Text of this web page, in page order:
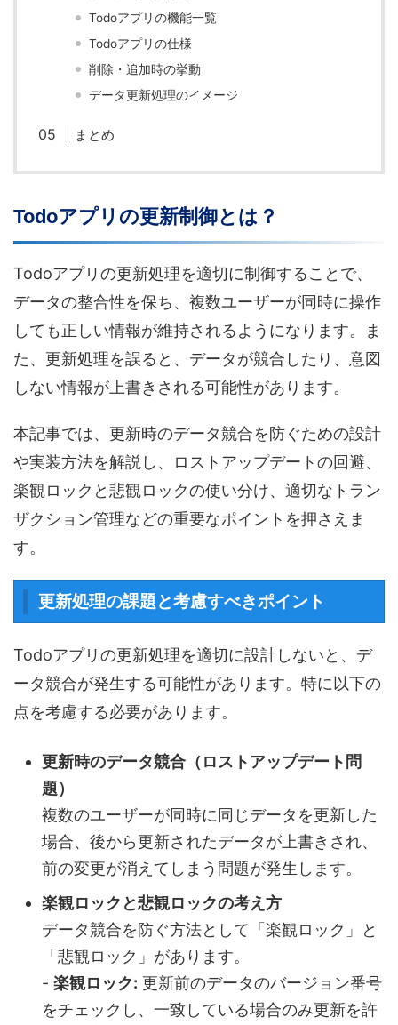
Todoアプリの機能一覧
Todoアプリの仕様
削除・追加時の挙動
データ更新処理のイメージ
まとめ
Todoアプリの更新制御とは？
Todoアプリの更新処理を適切に制御することで、
データの整合性を保ち、複数ユーザーが同時に操作
しても正しい情報が維持されるようになります。ま
た、更新処理を誤ると、データが競合したり、意図
しない情報が上書きされる可能性があります。
本記事では、更新時のデータ競合を防ぐための設計
や実装方法を解説し、ロストアップデートの回避、
楽観ロックと悲観ロックの使い分け、適切なトラン
ザクション管理などの重要なポイントを押さえま
す。
更新処理の課題と考慮すべきポイント
Todoアプリの更新処理を適切に設計しないと、デ
ータ競合が発生する可能性があります。特に以下の
点を考慮する必要があります。
更新時のデータ競合（ロストアップデート問
題）
複数のユーザーが同時に同じデータを更新した
場合、後から更新されたデータが上書きされ、
前の変更が消えてしまう問題が発生します。
楽観ロックと悲観ロックの考え方
データ競合を防ぐ方法として「楽観ロック」と
「悲観ロック」があります。
- 楽観ロック: 更新前のデータのバージョン番号
をチェックし、一致している場合のみ更新を許